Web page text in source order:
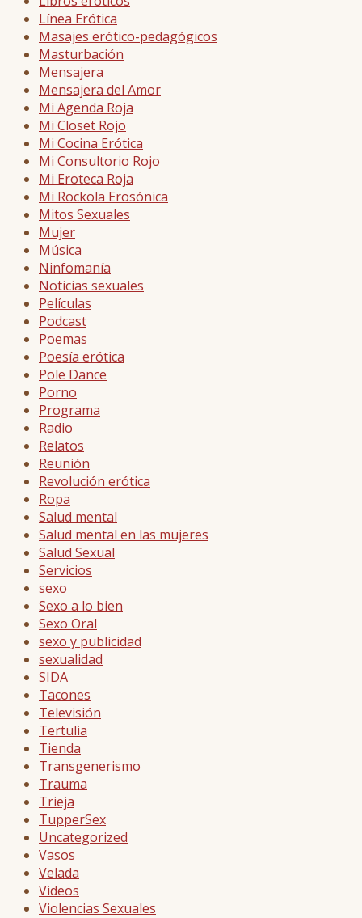
Línea Erótica
Masajes erótico-pedagógicos
Masturbación
Mensajera
Mensajera del Amor
Mi Agenda Roja
Mi Closet Rojo
Mi Cocina Erótica
Mi Consultorio Rojo
Mi Eroteca Roja
Mi Rockola Erosónica
Mitos Sexuales
Mujer
Música
Ninfomanía
Noticias sexuales
Películas
Podcast
Poemas
Poesía erótica
Pole Dance
Porno
Programa
Radio
Relatos
Reunión
Revolución erótica
Ropa
Salud mental
Salud mental en las mujeres
Salud Sexual
Servicios
sexo
Sexo a lo bien
Sexo Oral
sexo y publicidad
sexualidad
SIDA
Tacones
Televisión
Tertulia
Tienda
Transgenerismo
Trauma
Trieja
TupperSex
Uncategorized
Vasos
Velada
Videos
Violencias Sexuales